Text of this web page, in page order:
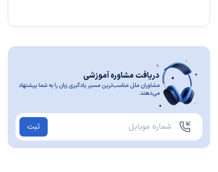
دریافت مشاوره آموزشی
مشاوران ملل مناسب‌ترین مسیر یادگیری زبان را به شما پیشنهاد
می‌دهند.
ثبت